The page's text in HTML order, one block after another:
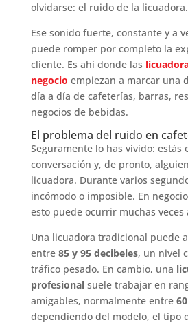
olvidarse: el ruido de la licuadora.
Ese sonido fuerte, constante y a
puede romper por completo la
cliente. Es ahí donde las
negocio empiezan a marcar una
día a día de cafeterías, barras,
negocios de bebidas.
El problema del ruido en
Seguramente lo has vivido: estás
conversación y, de pronto,
licuadora. Durante varios
incómodo o imposible. En
esto puede ocurrir muchas veces
Una licuadora tradicional puede
entre 85 y 95 decibeles, un nivel
tráfico pesado. En cambio, una
profesionalsuele trabajar en
amigables, normalmente entre
dependiendo del modelo, el tipo